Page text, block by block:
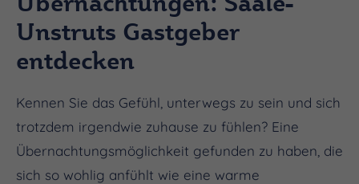
Unstruts Gastgeber
entdecken
Kennen Sie das Gefühl, unterwegs zu sein und sich
trotzdem irgendwie zuhause zu fühlen? Eine
Übernachtungsmöglichkeit gefunden zu haben, die
sich so wohlig anfühlt wie eine warme